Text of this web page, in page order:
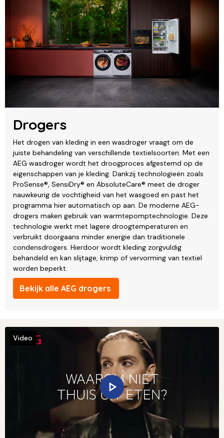
Drogers
Het drogen van kleding in een wasdroger vraagt om de
juiste behandeling van verschillende textielsoorten. Met een
AEG wasdroger wordt het droogproces afgestemd op de
eigenschappen van je kleding. Dankzij technologieën zoals
ProSense®, SensiDry® en AbsoluteCare® meet de droger
nauwkeurig de vochtigheid van het wasgoed en past het
programma hier automatisch op aan. De moderne AEG-
drogers maken gebruik van warmtepomptechnologie. Deze
technologie werkt met lagere droogtemperaturen en
verbruikt doorgaans minder energie dan traditionele
condensdrogers. Hierdoor wordt kleding zorgvuldig
behandeld en kan slijtage, krimp of vervorming van textiel
worden beperkt.
Bekijk alle AEG drogers
Video